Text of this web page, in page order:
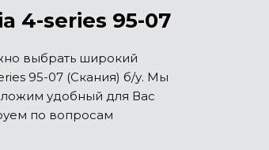
4-series 95-07
выбрать широкий
95-07 (Скания) б/у. Мы
удобный для Вас
по вопросам